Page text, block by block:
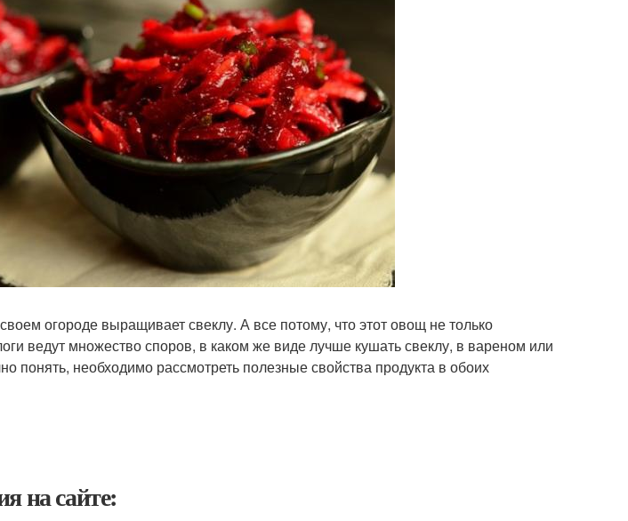
огороде выращивает свеклу. А все потому, что этот овощ не только
ведут множество споров, в каком же виде лучше кушать свеклу, в вареном или
понять, необходимо рассмотреть полезные свойства продукта в обоих
на сайте: